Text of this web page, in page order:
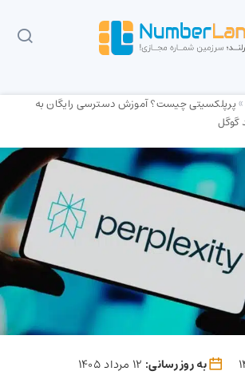
»پرپلکسیتی چیست؟ آموزش دسترسی رایگان به
به روز رسانی: